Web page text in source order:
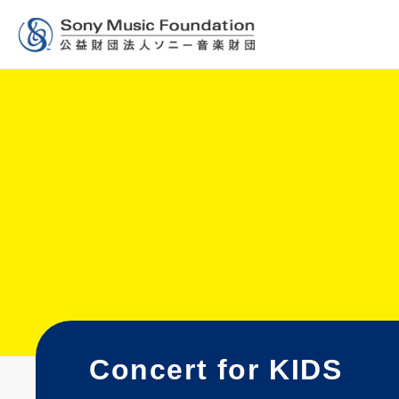
Concert for KIDS